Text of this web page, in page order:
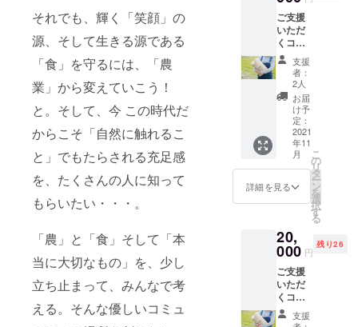
それでも、輝く「笑顔」の
源、そして生きる源である
「食」を守るには、「農
業」から変えていこう！
と。そして、今 この時代だ
からこそ「自然に触れるこ
と」でもたらされる充足感
を、たくさんの人に知って
もらいたい・・・。
「農」と「食」そして「本
当に大切なもの」を、少し
立ち止まって、みんなで考
える。そんな優しいコミュ
ほどで
す。 ・
有効期
限：お
届け日
より１
年間 ・
ご予約
方法：
お礼状
送付の
際に、
ご予約
を承る
メール
等の受
付窓口
を記載
の上同
封させ
ていた
だきま
だきま
す。 専
用のサ
イトで
畑の様
子と野
菜の成
長をご
報告し
ます。
ご報告
の頻度
は野菜
の成長
に応じ
穫でき
たお野
菜を少
しばか
りです
がお届
けしま
ご支援
いただ
くコー
スです
【ステ
イホー
ム農業
体験】
感謝を
込め
て、
「お礼
のお葉
書」
と、 お
米の成
守って
いただ
きま
す。 専
用のサ
イトで
田んぼ
の様子
支援
者：
2人
お届
け予
定：
2021
年11
月
詳細を見る
こ
の
リ
タ
ー
ン
を
選
択
す
る
20,
000 円
残り26
ご支援
いただ
くコー
スです
【ステ
支援